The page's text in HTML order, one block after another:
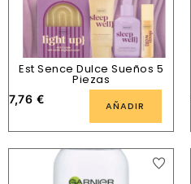
Est Sence Dulce Sueños 5
Piezas
7,76 € AÑADIR